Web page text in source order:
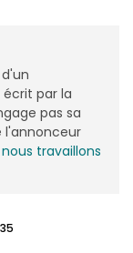
par la
pas sa
l'annonceur
travaillons